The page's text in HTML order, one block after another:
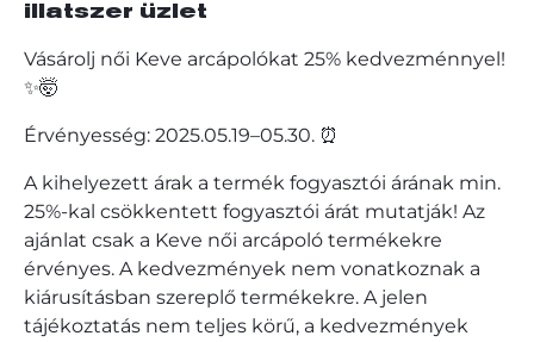
illatszer üzlet
Vásárolj női Keve arcápolókat 25% kedvezménnyel!
✨🤯
Érvényesség: 2025.05.19–05.30. ⏰
A kihelyezett árak a termék fogyasztói árának min.
25%-kal csökkentett fogyasztói árát mutatják! Az
ajánlat csak a Keve női arcápoló termékekre
érvényes. A kedvezmények nem vonatkoznak a
kiárusításban szereplő termékekre. A jelen
tájékoztatás nem teljes körű, a kedvezmények